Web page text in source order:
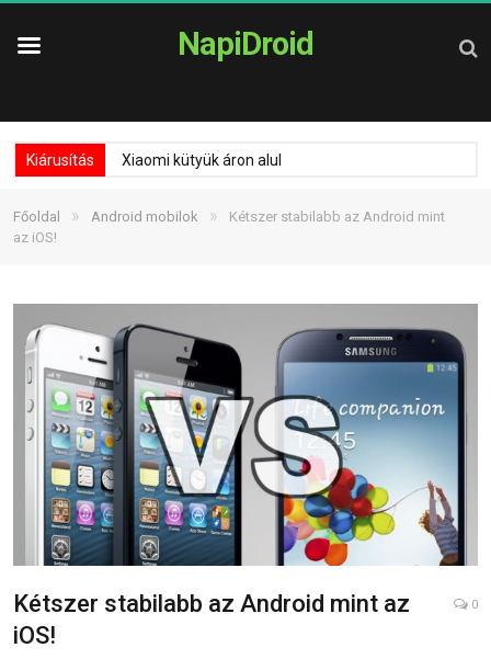
NapiDroid
Kiárusítás Xiaomi kütyük áron alul
Főoldal » Android mobilok »
Kétszer stabilabb az Android mint
az iOS!
Kétszer stabilabb az Android mint az
iOS!
0